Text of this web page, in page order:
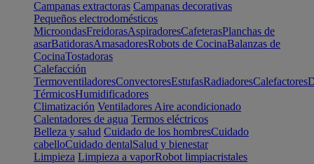
Campanas extractoras Campanas decorativas
Pequeños electrodomésticos
MicroondasFreidorasAspiradoresCafeterasPlanchas de
asarBatidorasAmasadoresRobots de CocinaBalanzas de
CocinaTostadoras
Calefacción
TermoventiladoresConvectoresEstufasRadiadoresCalefactores
TérmicosHumidificadores
Climatización Ventiladores Aire acondicionado
Calentadores de agua Termos eléctricos
Belleza y salud Cuidado de los hombresCuidado
cabelloCuidado dentalSalud y bienestar
Limpieza Limpieza a vaporRobot limpiacristales